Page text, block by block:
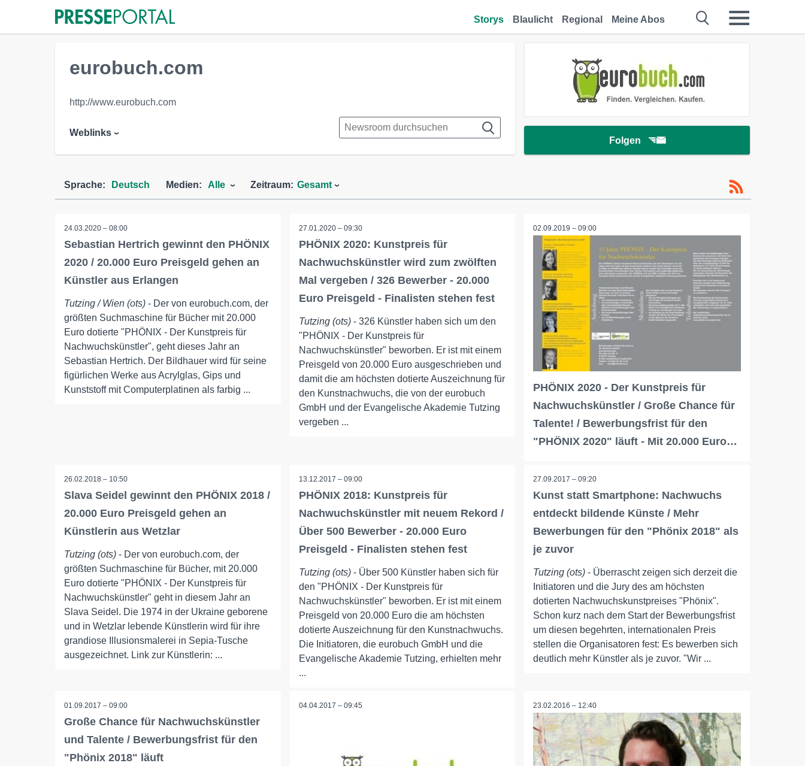
Storys Blaulicht Regional Meine Abos
Folgen
eurobuch.com
http://www.eurobuch.com
Weblinks
Sprache: Deutsch Medien: Alle Zeitraum: Gesamt
24.03.2020 – 08:00
Sebastian Hertrich gewinnt den PHÖNIX
2020 / 20.000 Euro Preisgeld gehen an
Künstler aus Erlangen
Tutzing / Wien (ots) - Der von eurobuch.com, der
größten Suchmaschine für Bücher mit 20.000
Euro dotierte "PHÖNIX - Der Kunstpreis für
Nachwuchskünstler", geht dieses Jahr an
Sebastian Hertrich. Der Bildhauer wird für seine
figürlichen Werke aus Acrylglas, Gips und
Kunststoff mit Computerplatinen als farbig ...
27.01.2020 – 09:30
PHÖNIX 2020: Kunstpreis für
Nachwuchskünstler wird zum zwölften
Mal vergeben / 326 Bewerber - 20.000
Euro Preisgeld - Finalisten stehen fest
Tutzing (ots)- 326 Künstler haben sich um den
"PHÖNIX - Der Kunstpreis für
Nachwuchskünstler" beworben. Er ist mit einem
Preisgeld von 20.000 Euro ausgeschrieben und
damit die am höchsten dotierte Auszeichnung für
den Kunstnachwuchs, die von der eurobuch
GmbH und der Evangelische Akademie Tutzing
vergeben ...
02.09.2019 – 09:00
PHÖNIX 2020 - Der Kunstpreis für
Nachwuchskünstler / Große Chance für
Talente! / Bewerbungsfrist für den
"PHÖNIX 2020" läuft - Mit 20.000 Euro…
26.02.2018 – 10:50
Slava Seidel gewinnt den PHÖNIX 2018 /
20.000 Euro Preisgeld gehen an
Künstlerin aus Wetzlar
Tutzing (ots) - Der von eurobuch.com, der
größten Suchmaschine für Bücher, mit 20.000
Euro dotierte "PHÖNIX - Der Kunstpreis für
Nachwuchskünstler" geht in diesem Jahr an
Slava Seidel. Die 1974 in der Ukraine geborene
und in Wetzlar lebende Künstlerin wird für ihre
grandiose Illusionsmalerei in Sepia-Tusche
ausgezeichnet. Link zur Künstlerin: ...
13.12.2017 – 09:00
PHÖNIX 2018: Kunstpreis für
Nachwuchskünstler mit neuem Rekord /
Über 500 Bewerber - 20.000 Euro
Preisgeld - Finalisten stehen fest
Tutzing (ots)- Über 500 Künstler haben sich für
den "PHÖNIX - Der Kunstpreis für
Nachwuchskünstler" beworben. Er ist mit einem
Preisgeld von 20.000 Euro die am höchsten
dotierte Auszeichnung für den Kunstnachwuchs.
Die Initiatoren, die eurobuch GmbH und die
Evangelische Akademie Tutzing, erhielten mehr
...
27.09.2017 – 09:20
Kunst statt Smartphone: Nachwuchs
entdeckt bildende Künste / Mehr
Bewerbungen für den "Phönix 2018" als
je zuvor
Tutzing (ots) - Überrascht zeigen sich derzeit die
Initiatoren und die Jury des am höchsten
dotierten Nachwuchskunstpreises "Phönix".
Schon kurz nach dem Start der Bewerbungsfrist
um diesen begehrten, internationalen Preis
stellen die Organisatoren fest: Es bewerben sich
deutlich mehr Künstler als je zuvor. "Wir ...
01.09.2017 – 09:00
Große Chance für Nachwuchskünstler
und Talente / Bewerbungsfrist für den
"Phönix 2018" läuft
04.04.2017 – 09:45 23.02.2016 – 12:40